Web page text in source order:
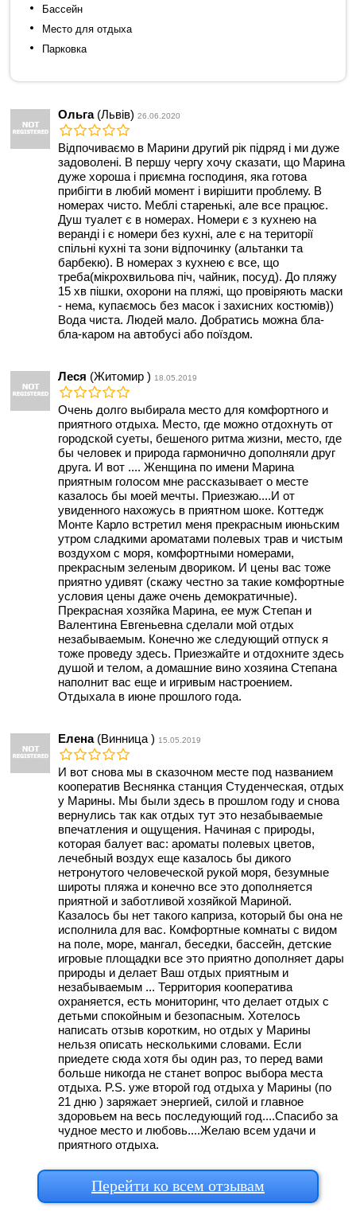
Бассейн
Место для отдыха
Парковка
Ольга(Львів)26.06.2020
Відпочиваємо в Марини другий рік підряд і ми дуже
задоволені. В першу чергу хочу сказати, що Марина
дуже хороша і приємна господиня, яка готова
прибігти в любий момент і вирішити проблему. В
номерах чисто. Меблі старенькі, але все працює.
Душ туалет є в номерах. Номери є з кухнею на
веранді і є номери без кухні, але є на території
спільні кухні та зони відпочинку (альтанки та
барбекю). В номерах з кухнею є все, що
треба(мікрохвильова піч, чайник, посуд). До пляжу
15 хв пішки, охорони на пляжі, що провіряють маски
- нема, купаємось без масок і захисних костюмів))
Вода чиста. Людей мало. Добратись можна бла-
бла-каром на автобусі або поїздом.
Леся (Житомир ) 18.05.2019
Очень долго выбирала место для комфортного и
приятного отдыха. Место, где можно отдохнуть от
городской суеты, бешеного ритма жизни, место, где
бы человек и природа гармонично дополняли друг
друга. И вот .... Женщина по имени Марина
приятным голосом мне рассказывает о месте
казалось бы моей мечты. Приезжаю....И от
увиденного нахожусь в приятном шоке. Коттедж
Монте Карло встретил меня прекрасным июньским
утром сладкими ароматами полевых трав и чистым
воздухом с моря, комфортными номерами,
прекрасным зеленым двориком. И цены вас тоже
приятно удивят (скажу честно за такие комфортные
условия цены даже очень демократичные).
Прекрасная хозяйка Марина, ее муж Степан и
Валентина Евгеньевна сделали мой отдых
незабываемым. Конечно же следующий отпуск я
тоже проведу здесь. Приезжайте и отдохните здесь
душой и телом, а домашние вино хозяина Степана
наполнит вас еще и игривым настроением.
Отдыхала в июне прошлого года.
Елена(Винница ) 15.05.2019
И вот снова мы в сказочном месте под названием
кооператив Веснянка станция Студенческая, отдых
у Марины. Мы были здесь в прошлом году и снова
вернулись так как отдых тут это незабываемые
впечатления и ощущения. Начиная с природы,
которая балует вас: ароматы полевых цветов,
лечебный воздух еще казалось бы дикого
нетронутого человеческой рукой моря, безумные
широты пляжа и конечно все это дополняется
приятной и заботливой хозяйкой Мариной.
Казалось бы нет такого каприза, который бы она не
исполнила для вас. Комфортные комнаты с видом
на поле, море, мангал, беседки, бассейн, детские
игровые площадки все это приятно дополняет дары
природы и делает Ваш отдых приятным и
незабываемым ... Территория кооператива
охраняется, есть мониторинг, что делает отдых с
детьми спокойным и безопасным. Хотелось
написать отзыв коротким, но отдых у Марины
нельзя описать несколькими словами. Если
приедете сюда хотя бы один раз, то перед вами
больше никогда не станет вопрос выбора места
отдыха. P.S. уже второй год отдыха у Марины (по
21 дню ) заряжает энергией, силой и главное
здоровьем на весь последующий год....Спасибо за
чудное место и любовь....Желаю всем удачи и
приятного отдыха.
Перейти ко всем отзывам